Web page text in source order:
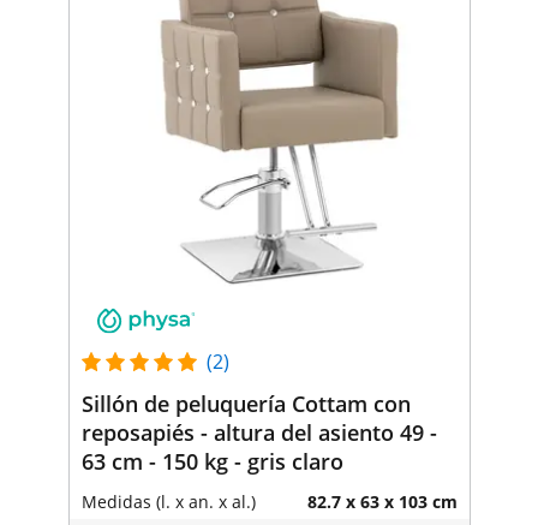
(2)
Sillón de peluquería Cottam con
reposapiés - altura del asiento 49 -
63 cm - 150 kg - gris claro
Medidas (l. x an. x al.) 82.7 x 63 x 103 cm